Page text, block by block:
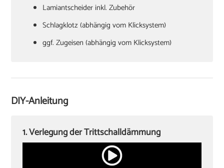
Lamiantscheider inkl. Zubehör
Schlagklotz (abhängig vom Klicksystem)
ggf. Zugeisen (abhängig vom Klicksystem)
Cuttermesser
Zollstock
DIY-Anleitung
1. Verlegung der Trittschalldämmung